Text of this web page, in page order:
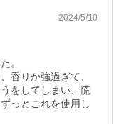
2024/5/10
。
香りか強過ぎて、
をしてしまい、慌
っとこれを使用し